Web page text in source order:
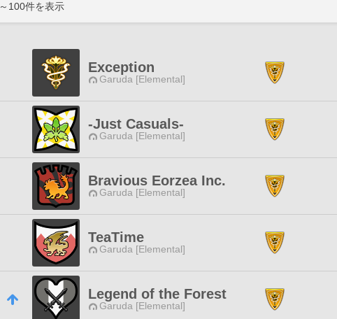
～ 100件を表示
Exception
Garuda [Elemental]
-Just Casuals-
Garuda [Elemental]
Bravious Eorzea Inc.
Garuda [Elemental]
TeaTime
Garuda [Elemental]
Legend of the Forest
Garuda [Elemental]